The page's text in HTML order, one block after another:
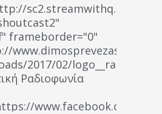
frameborder="0"
www.dimosprevezas.gr/wp-
2017/02/
Ραδιοφωνία
www.facebook.com/